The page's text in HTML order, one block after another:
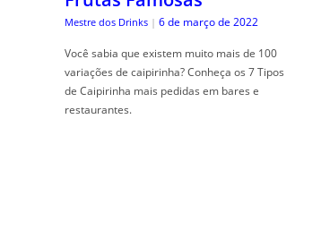
Mestre dos Drinks | 6 de março de 2022
Você sabia que existem muito mais de 100
variações de caipirinha? Conheça os 7 Tipos
de Caipirinha mais pedidas em bares e
restaurantes.